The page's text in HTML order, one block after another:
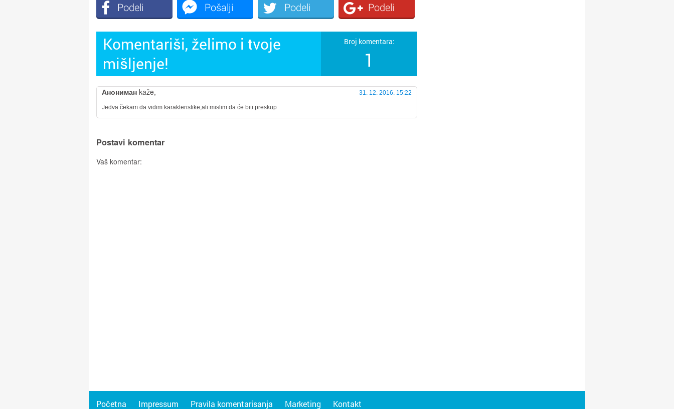
Podeli Pošalji Podeli Podeli
Komentariši, želimo i tvoje
mišljenje!
Broj komentara:
1
Анониман kaže, 31. 12. 2016. 15:22
Jedva čekam da vidim karakteristike,ali mislim da će biti preskup
Postavi komentar
Vaš komentar:
Početna Impressum Pravila komentarisanja Marketing Kontakt